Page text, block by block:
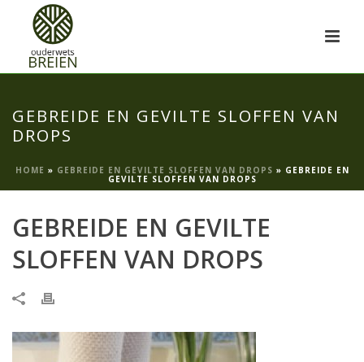
GEBREIDE EN GEVILTE SLOFFEN VAN
DROPS
HOME » GEBREIDE EN GEVILTE SLOFFEN VAN DROPS » GEBREIDE EN
GEVILTE SLOFFEN VAN DROPS
GEBREIDE EN GEVILTE
SLOFFEN VAN DROPS